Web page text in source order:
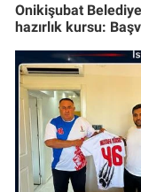
Onikişubat
hazırlık kursu: